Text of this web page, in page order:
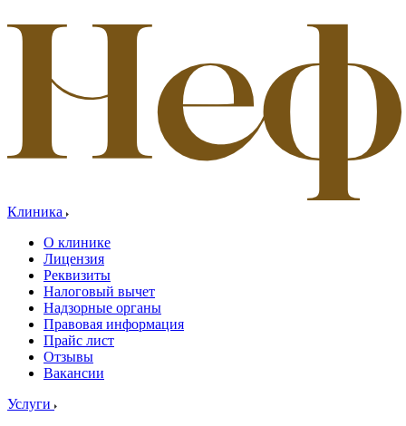
Клиника
О клинике
Лицензия
Реквизиты
Налоговый вычет
Надзорные органы
Правовая информация
Прайс лист
Отзывы
Вакансии
Услуги